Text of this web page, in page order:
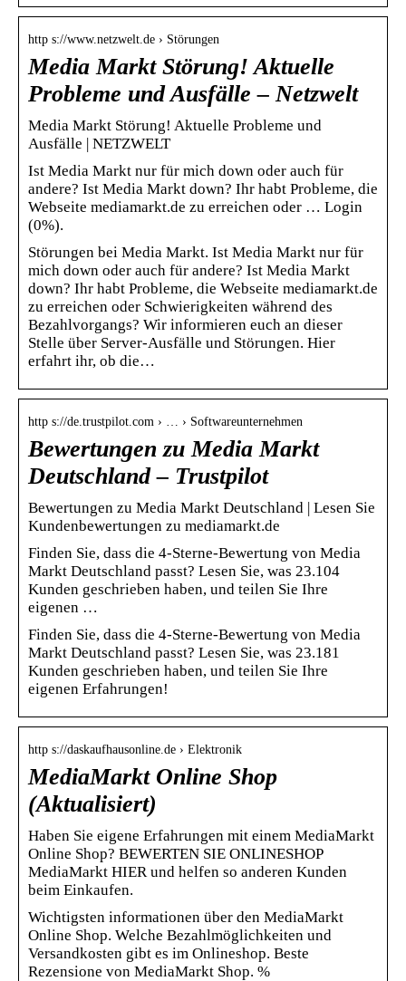
http s://www.netzwelt.de › Störungen
Media Markt Störung! Aktuelle
Probleme und Ausfälle – Netzwelt
Media Markt Störung! Aktuelle Probleme und
Ausfälle | NETZWELT
Ist Media Markt nur für mich down oder auch für
andere? Ist Media Markt down? Ihr habt Probleme, die
Webseite mediamarkt.de zu erreichen oder … Login
(0%).
Störungen bei Media Markt. Ist Media Markt nur für
mich down oder auch für andere? Ist Media Markt
down? Ihr habt Probleme, die Webseite mediamarkt.de
zu erreichen oder Schwierigkeiten während des
Bezahlvorgangs? Wir informieren euch an dieser
Stelle über Server-Ausfälle und Störungen. Hier
erfahrt ihr, ob die…
http s://de.trustpilot.com › … › Softwareunternehmen
Bewertungen zu Media Markt
Deutschland – Trustpilot
Bewertungen zu Media Markt Deutschland | Lesen Sie
Kundenbewertungen zu mediamarkt.de
Finden Sie, dass die 4-Sterne-Bewertung von Media
Markt Deutschland passt? Lesen Sie, was 23.104
Kunden geschrieben haben, und teilen Sie Ihre
eigenen …
Finden Sie, dass die 4-Sterne-Bewertung von Media
Markt Deutschland passt? Lesen Sie, was 23.181
Kunden geschrieben haben, und teilen Sie Ihre
eigenen Erfahrungen!
http s://daskaufhausonline.de › Elektronik
MediaMarkt Online Shop
(Aktualisiert)
Haben Sie eigene Erfahrungen mit einem MediaMarkt
Online Shop? BEWERTEN SIE ONLINESHOP
MediaMarkt HIER und helfen so anderen Kunden
beim Einkaufen.
Wichtigsten informationen über den MediaMarkt
Online Shop. Welche Bezahlmöglichkeiten und
Versandkosten gibt es im Onlineshop. Beste
Rezensione von MediaMarkt Shop. %